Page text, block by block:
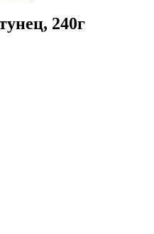
240г